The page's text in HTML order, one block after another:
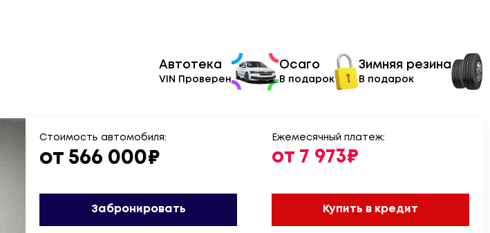
Автотека
VIN Проверен
Осаго
В подарок
Зимняя резина
В подарок
Стоимость автомобиля:
от 566 000₽
Забронировать
Ежемесячный платеж:
от 7 973₽
Купить в кредит